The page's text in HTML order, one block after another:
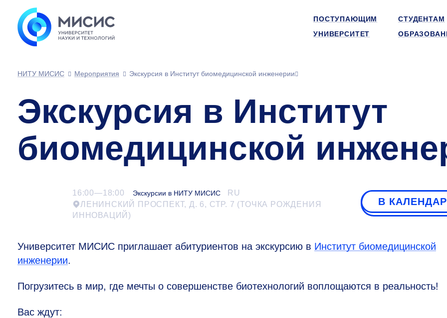
ПОСТУПАЮЩИМ
СТУДЕНТАМ
УНИВЕРСИТЕТ
НИТУ МИСИС Мероприятия Экскурсия в Институт биомедицинской инженерии
Экскурсия в Институт
биомедицинской
16:00—18:00 Экскурсии в НИТУ МИСИС
RU
ЛЕНИНСКИЙ ПРОСПЕКТ, Д. 6, СТР. 7 (ТОЧКА РОЖДЕНИЯ
ИННОВАЦИЙ)
В
Университет МИСИС приглашает абитуриентов на экскурсию в Институт биомедицинской
инженерии.
Погрузитесь в мир, где мечты о совершенстве биотехнологий воплощаются в реальность!
Вас ждут: